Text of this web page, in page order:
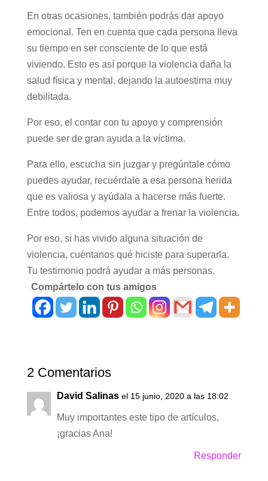
En otras ocasiones, también podrás dar apoyo
emocional. Ten en cuenta que cada persona lleva
su tiempo en ser consciente de lo que está
viviendo. Esto es así porque la violencia daña la
salud física y mental, dejando la autoestima muy
debilitada.
Por eso, el contar con tu apoyo y comprensión
puede ser de gran ayuda a la víctima.
Para ello, escucha sin juzgar y pregúntale cómo
puedes ayudar, recuérdale a esa persona herida
que es valiosa y ayúdala a hacerse más fuerte.
Entre todos, podemos ayudar a frenar la violencia.
Por eso, si has vivido alguna situación de
violencia, cuéntanos qué hiciste para superarla.
Tu testimonio podrá ayudar a más personas.
Compártelo con tus amigos
2 Comentarios
David Salinas el 15 junio, 2020 a las 18:02
Muy importantes este tipo de artículos,
¡gracias Ana!
Responder